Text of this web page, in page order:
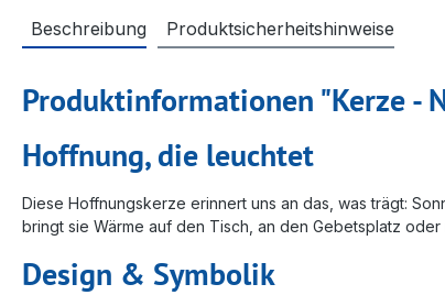
Beschreibung Produktsicherheitshinweise
Produktinformationen "Kerze -
Hoffnung, die leuchtet
Diese Hoffnungskerze erinnert uns an das, was trägt:
bringt sie Wärme auf den Tisch, an den Gebetsplatz
Design & Symbolik